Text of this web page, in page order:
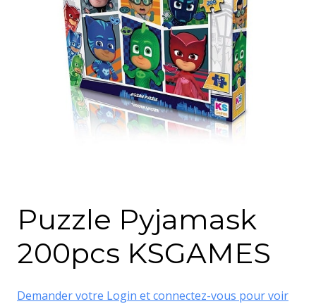
Puzzle Pyjamask
200pcs KSGAMES
Demander votre Login et connectez-vous pour voir